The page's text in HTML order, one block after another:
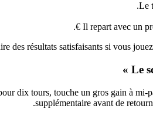
Le
Il repart avec un
des résultats satisfaisants si vous
Le
dix tours, touche un gros gain à mi-
supplémentaire avant de